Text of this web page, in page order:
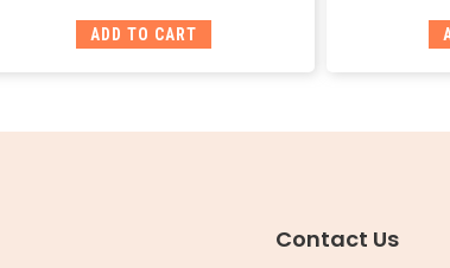
ADD TO CART
Contact Us